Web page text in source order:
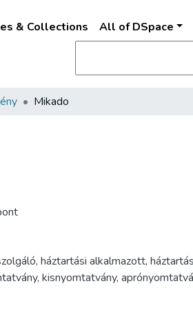
& Collections All of DSpace
Mikado
, háztartási alkalmazott, háztartás
, kisnyomtatvány,